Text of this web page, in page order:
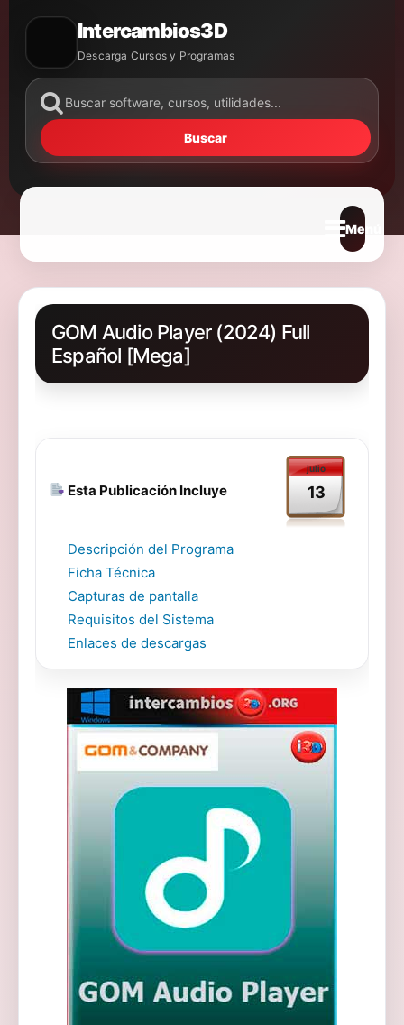
Intercambios3D
Descarga Cursos y Programas
Buscar
Abrir
GOM Audio Player (2024) Full
Español [Mega]
Esta Publicación Incluye
julio
13
Descripción del Programa
Ficha Técnica
Capturas de pantalla
Requisitos del Sistema
Enlaces de descargas